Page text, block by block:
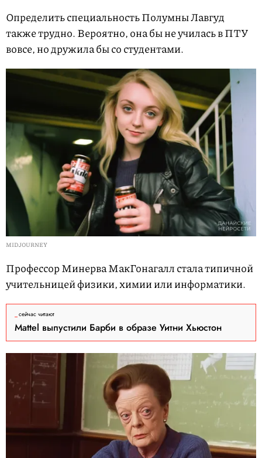
Определить специальность Полумны Лавгуд
также трудно. Вероятно, она бы не училась в ПТУ
вовсе, но дружила бы со студентами.
MIDJOURNEY
Профессор Минерва МакГонагалл стала типичной
учительницей физики, химии или информатики.
сейчас читают
Mattel выпустили Барби в образе Уитни Хьюстон